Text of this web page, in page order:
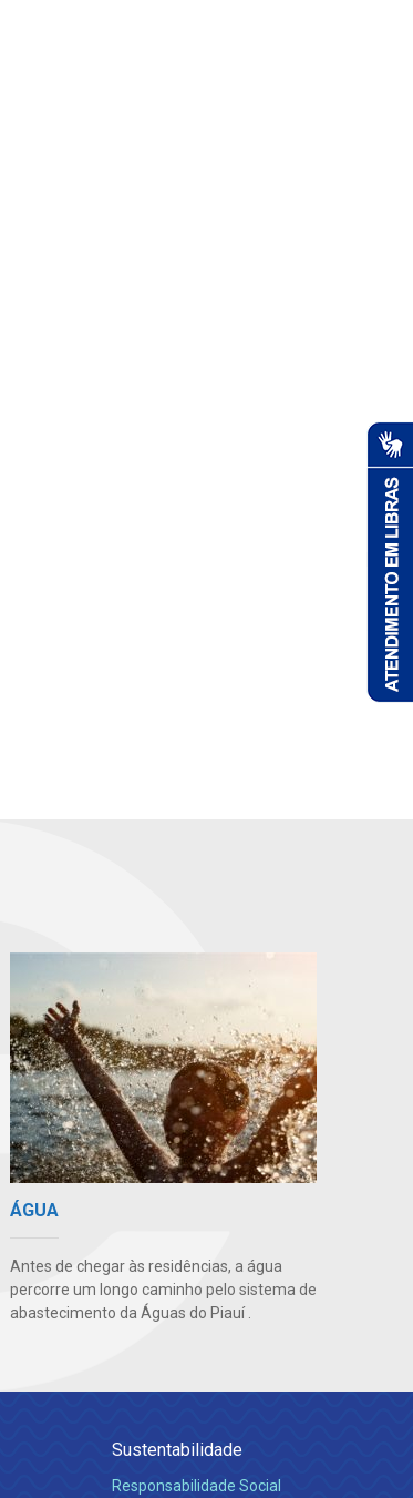
ÁGUA
Antes de chegar às residências, a água
percorre um longo caminho pelo sistema de
abastecimento da Águas do Piauí .
Sustentabilidade
Responsabilidade Social